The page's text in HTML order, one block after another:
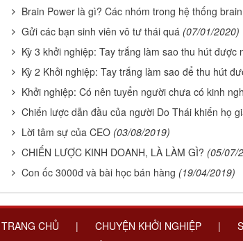
Brain Power là gì? Các nhóm trong hệ thống
Gửi các bạn sinh viên vô tư thái quá (07/01/2020)
Kỳ 3 khởi nghiệp: Tay trắng làm sao thu hút được
Kỳ 2 Khởi nghiệp: Tay trắng làm sao để thu hút
Khởi nghiệp: Có nên tuyển người chưa có kinh
Chiến lược dẫn đầu của người Do Thái khiến họ
Lời tâm sự của CEO (03/08/2019)
CHIẾN LƯỢC KINH DOANH, LÀ LÀM GÌ? (05/07/
Con ốc 3000đ và bài học bán hàng (19/04/2019)
TRANG CHỦ | CHUYỆN KHỞI NGHIỆP |